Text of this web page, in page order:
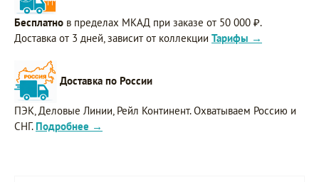
Бесплатно в пределах МКАД при заказе от 50 000 ₽.
Доставка от 3 дней, зависит от коллекции Тарифы →
Доставка по России
ПЭК, Деловые Линии, Рейл Континент. Охватываем Россию и
СНГ. Подробнее →